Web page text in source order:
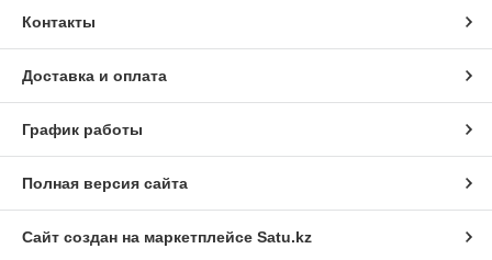
Контакты
Доставка и оплата
График работы
Полная версия сайта
Сайт создан на маркетплейсе Satu.kz